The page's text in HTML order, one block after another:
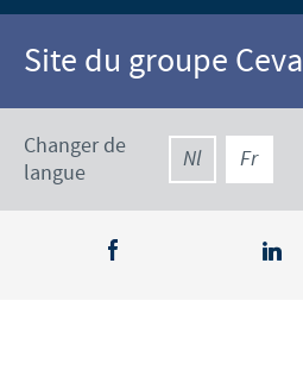
Site du groupe Ceva
Changer de
langue
Nl Fr